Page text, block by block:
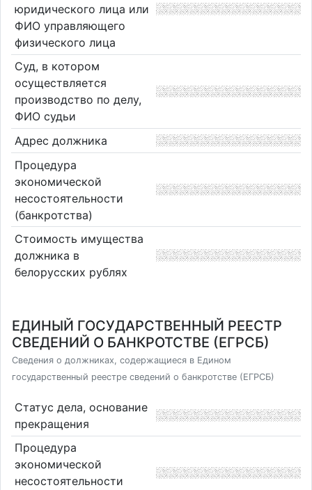
юридического лица или
ФИО управляющего
физического лица
Суд, в котором
осуществляется
производство по делу,
ФИО судьи
Адрес должника
Процедура
экономической
несостоятельности
(банкротства)
Стоимость имущества
должника в
белорусских рублях
ЕДИНЫЙ ГОСУДАРСТВЕННЫЙ РЕЕСТР
СВЕДЕНИЙ О БАНКРОТСТВЕ (ЕГРСБ)
Сведения о должниках, содержащиеся в Едином
государственный реестре сведений о банкротстве (ЕГРСБ)
Статус дела, основание
прекращения
Процедура
экономической
несостоятельности